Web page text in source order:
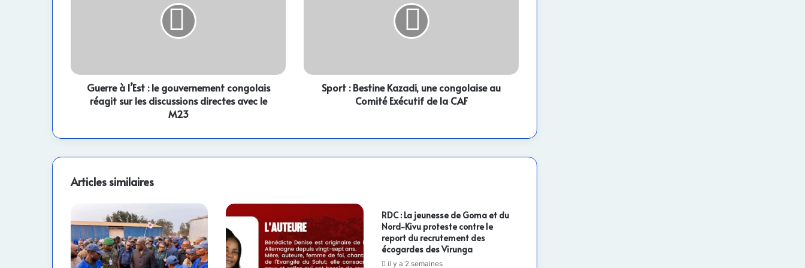
sur
discussions
Guerre à l’Est : le gouvernement congolais
réagit sur les discussions directes avec le
M23
Exécutif
Sport : Bestine Kazadi, une congolaise au
Comité Exécutif de la CAF
Articles similaires
RDC : La jeunesse de Goma et du
Nord-Kivu proteste contre le
report du recrutement des
écogardes des Virunga
il y a 2 semaines